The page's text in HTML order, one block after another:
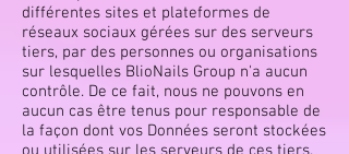
différentes sites et plateformes de
réseaux sociaux gérées sur des serveurs
tiers, par des personnes ou organisations
sur lesquelles BlioNails Group n'a aucun
contrôle. De ce fait, nous ne pouvons en
aucun cas être tenus pour responsable de
la façon dont vos Données seront stockées